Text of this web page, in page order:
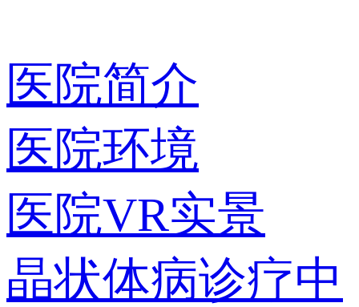
医院简介
医院环境
医院VR实景
晶状体病诊疗中